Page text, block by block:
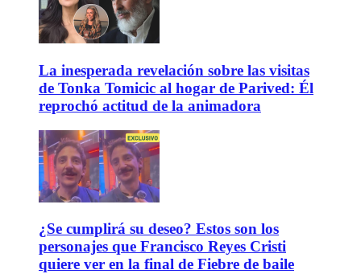
La inesperada revelación sobre las visitas
de Tonka Tomicic al hogar de Parived: Él
reprochó actitud de la animadora
¿Se cumplirá su deseo? Estos son los
personajes que Francisco Reyes Cristi
quiere ver en la final de Fiebre de baile